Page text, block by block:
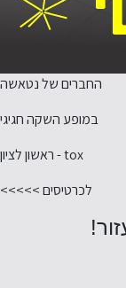
החברים של נטאשה
במופע השקה חגיגי
tox - ראשון לציון
לכרטיסים >>>>>